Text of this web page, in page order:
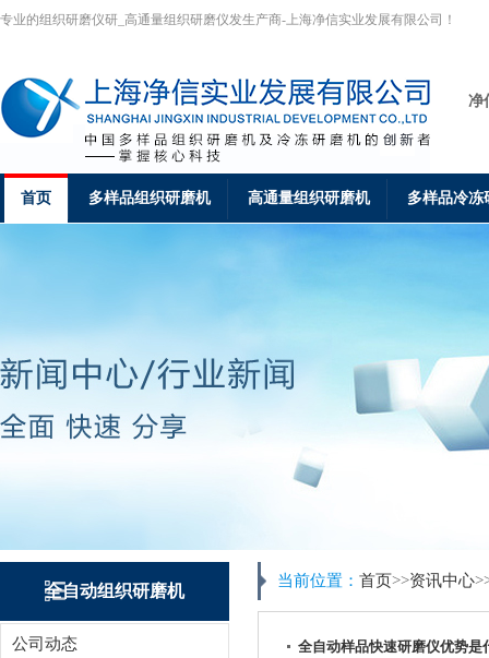
专业的组织研磨仪研_高通量组织研磨仪发生产商-上海净信实业发展有限公司！
净
首页 多样品组织研磨机 高通量组织研磨机 多样品冷冻
全自动组织研磨机
公司动态
当前位置： 首页>>资讯中心
全自动样品快速研磨仪优势是